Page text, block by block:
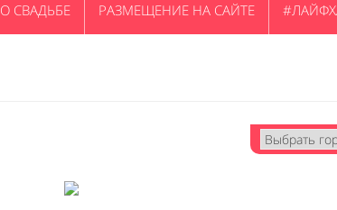
О СВАДЬБЕ РАЗМЕЩЕНИЕ НА САЙТЕ